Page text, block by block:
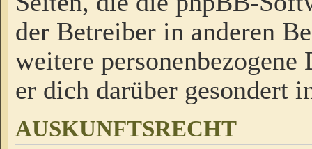
der Betreiber in anderen
weitere
er dich darüber gesondert
AUSKUNFTSRECHT